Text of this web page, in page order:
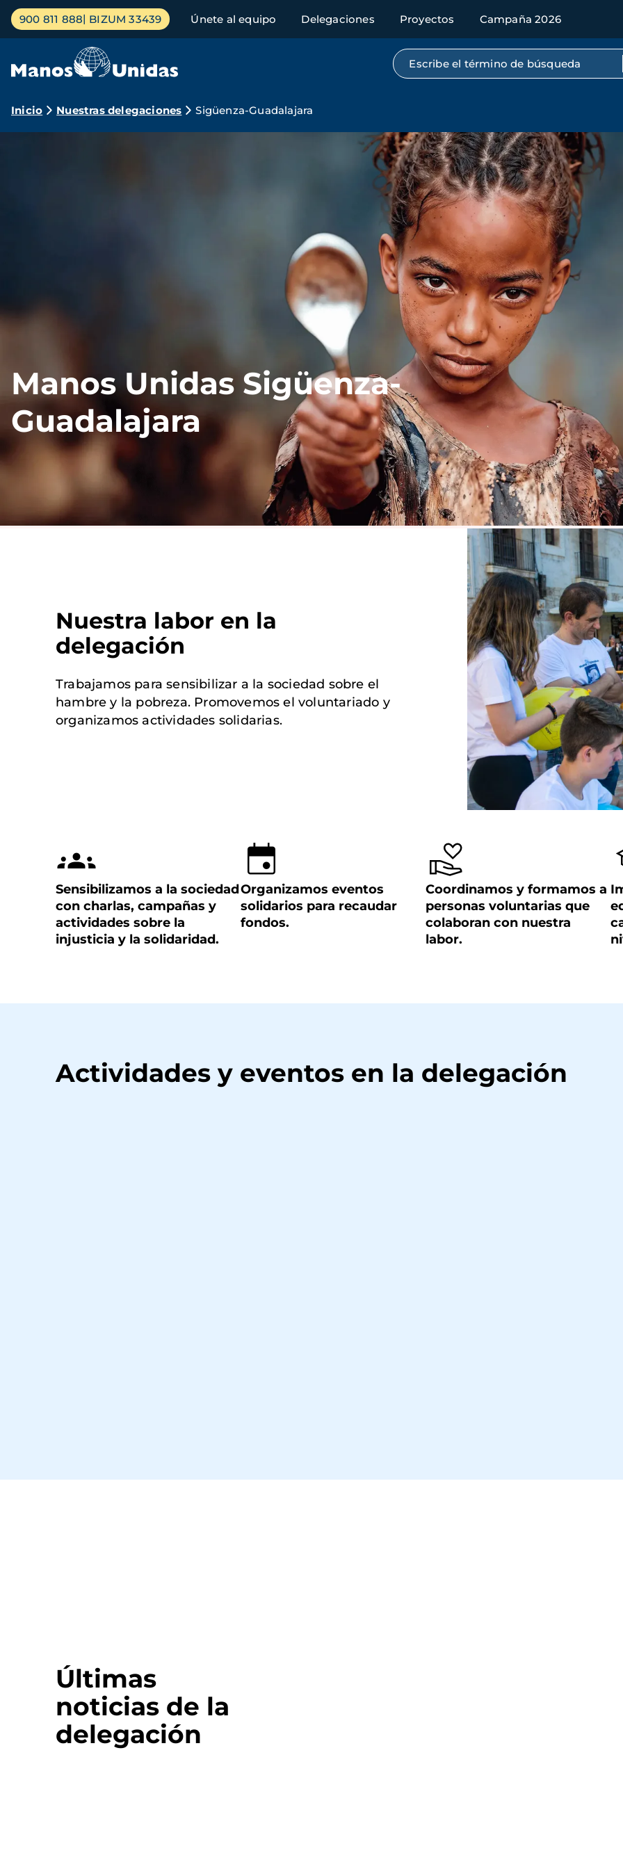
Pasar
contenido
Menú
principal
900 811 888 BIZUM 33439 Únete al equipo Delegaciones Proyectos Campaña 2026
Búsqueda por texto completo
Ruta
Inicio Nuestras delegaciones Sigüenza-Guadalajara
Manos Unidas Sigüenza-
Guadalajara
Nuestra labor en la
delegación
Trabajamos para sensibilizar a la sociedad sobre el
hambre y la pobreza. Promovemos el voluntariado y
organizamos actividades solidarias.
Sensibilizamos a la sociedad
con charlas, campañas y
actividades sobre la
injusticia y la solidaridad.
Organizamos eventos
solidarios para recaudar
fondos.
Coordinamos y formamos a
personas voluntarias que
colaboran con nuestra
labor.
Actividades y eventos en la delegación
Últimas
noticias de la
delegación